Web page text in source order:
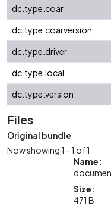
dc.type.coar
dc.type.coarversion
dc.type.driver
dc.type.local
dc.type.version
Files
Original bundle
Now showing1 - 1 of 1
Name:
Size:
471 B